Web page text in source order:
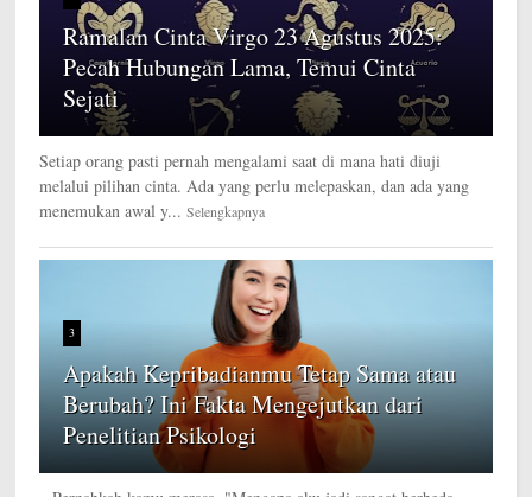
Ramalan Cinta Virgo 23 Agustus 2025:
Pecah Hubungan Lama, Temui Cinta
Sejati
Setiap orang pasti pernah mengalami saat di mana hati diuji
melalui pilihan cinta. Ada yang perlu melepaskan, dan ada yang
menemukan awal y... Selengkapnya
3
Apakah Kepribadianmu Tetap Sama atau
Berubah? Ini Fakta Mengejutkan dari
Penelitian Psikologi